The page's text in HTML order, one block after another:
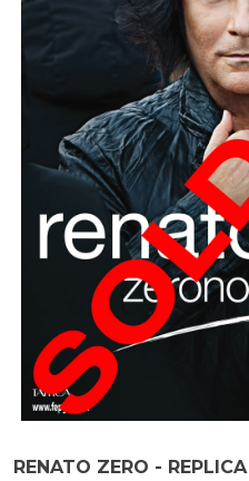
RENATO ZERO - REPLICA